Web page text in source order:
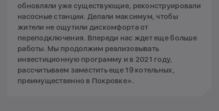
обновляли уже существующие, реконструировали
насосные станции. Делали максимум, чтобы
жители не ощутили дискомфорта от
переподключения. Впереди нас ждет еще больше
работы. Мы продолжим реализовывать
инвестиционную программу и в 2021 году,
рассчитываем заместить еще 19 котельных,
преимущественно в Покровке».